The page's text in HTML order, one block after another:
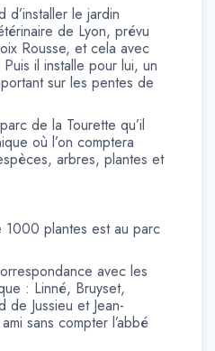
le jardin
de Lyon, prévu
Rousse, et cela avec
Puis il installe pour lui, un
sur les pentes de
de la Tourette qu’il
où l’on comptera
arbres, plantes et
plantes est au parc
avec les
: Linné, Bruyset,
de Jussieu et Jean-
sans compter l’abbé